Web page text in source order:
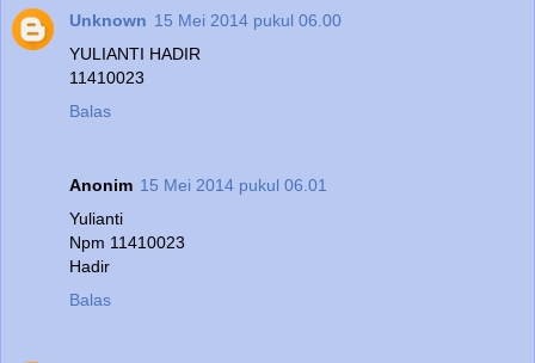
Unknown 15 Mei 2014 pukul 06.00
YULIANTI HADIR
11410023
Balas
Anonim 15 Mei 2014 pukul 06.01
Yulianti
Npm 11410023
Hadir
Balas